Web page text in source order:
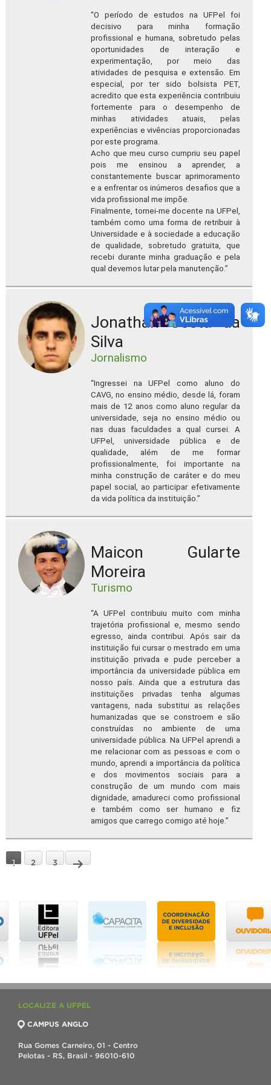
“O período de estudos na UFPel foi
decisivo para minha formação
profissional e humana, sobretudo pelas
oportunidades de interação e
experimentação, por meio das
atividades de pesquisa e extensão. Em
especial, por ter sido bolsista PET,
acredito que esta experiência contribuiu
fortemente para o desempenho de
minhas atividades atuais, pelas
experiências e vivências proporcionadas
por este programa.
Acho que meu curso cumpriu seu papel
pois me ensinou a aprender, a
constantemente buscar aprimoramento
e a enfrentar os inúmeros desafios que a
vida profissional me impõe.
Finalmente, tornei-me docente na UFPel,
também como uma forma de retribuir à
Universidade e à sociedade a educação
de qualidade, sobretudo gratuita, que
recebi durante minha graduação e pela
qual devemos lutar pela manutenção.”
Jonathan Costa da
Silva
Jornalismo
“Ingressei na UFPel como aluno do
CAVG, no ensino médio, desde lá, foram
mais de 12 anos como aluno regular da
universidade, seja no ensino médio ou
nas duas faculdades a qual cursei. A
UFPel, universidade pública e de
qualidade, além de me formar
profissionalmente, foi importante na
minha construção de caráter e do meu
papel social, ao participar efetivamente
da vida política da instituição.”
Maicon Gularte
Moreira
Turismo
“A UFPel contribuiu muito com minha
trajetória profissional e, mesmo sendo
egresso, ainda contribui. Após sair da
instituição fui cursar o mestrado em uma
instituição privada e pude perceber a
importância da universidade pública em
nosso país. Ainda que a estrutura das
instituições privadas tenha algumas
vantagens, nada substitui as relações
humanizadas que se constroem e são
construídas no ambiente de uma
universidade pública. Na UFPel aprendi a
me relacionar com as pessoas e com o
mundo, aprendi a importância da política
e dos movimentos sociais para a
construção de um mundo com mais
dignidade, amadureci como profissional
e também como ser humano e fiz
amigos que carrego comigo até hoje.”
1 2 3
LOCALIZE A UFPEL
CAMPUS ANGLO
Rua Gomes Carneiro, 01 - Centro
Pelotas - RS, Brasil - 96010-610